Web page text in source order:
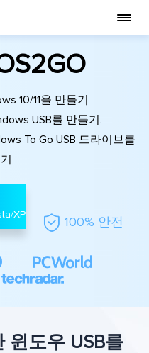
10/11을 만들기
USB를 만들기.
To Go USB 드라이브를
XP  100% 안전


윈도우 USB를